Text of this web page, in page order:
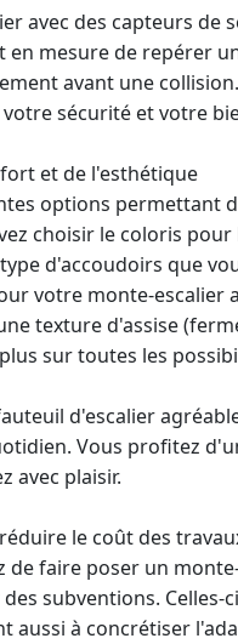
avec des capteurs de
en mesure de repérer
avant une
sécurité et votre
et de l'esthétique
options permettant
choisir le coloris
d'accoudoirs que
votre monte-
texture d'assise
sur toutes les
d'escalier
Vous profitez
avec plaisir.
le coût des
de faire poser un
subventions.
aussi à concrétiser